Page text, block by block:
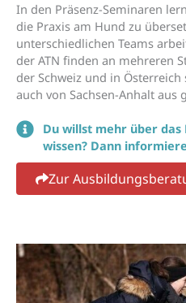
In den Präsenz-Seminaren
die Praxis am Hund zu
unterschiedlichen Teams
der ATN finden an mehreren
der Schweiz und in
auch von Sachsen-Anhalt aus
Du willst mehr über
wissen? Dann
Zur